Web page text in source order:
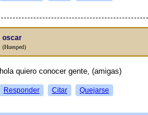
oscar
(Huesped)
hola quiero conocer gente, (amigas)
Responder Citar Quejarse